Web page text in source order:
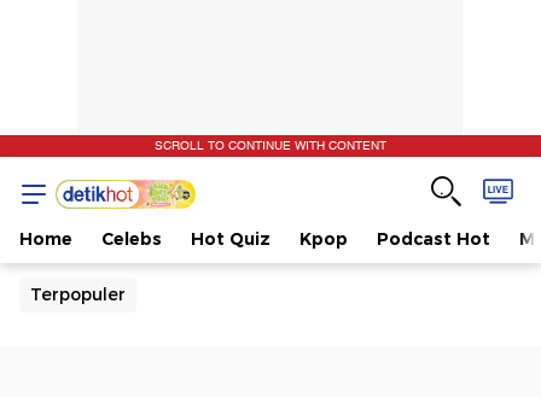
SCROLL TO CONTINUE WITH CONTENT
Home Celebs Hot Quiz Kpop Podcast Hot
Terpopuler